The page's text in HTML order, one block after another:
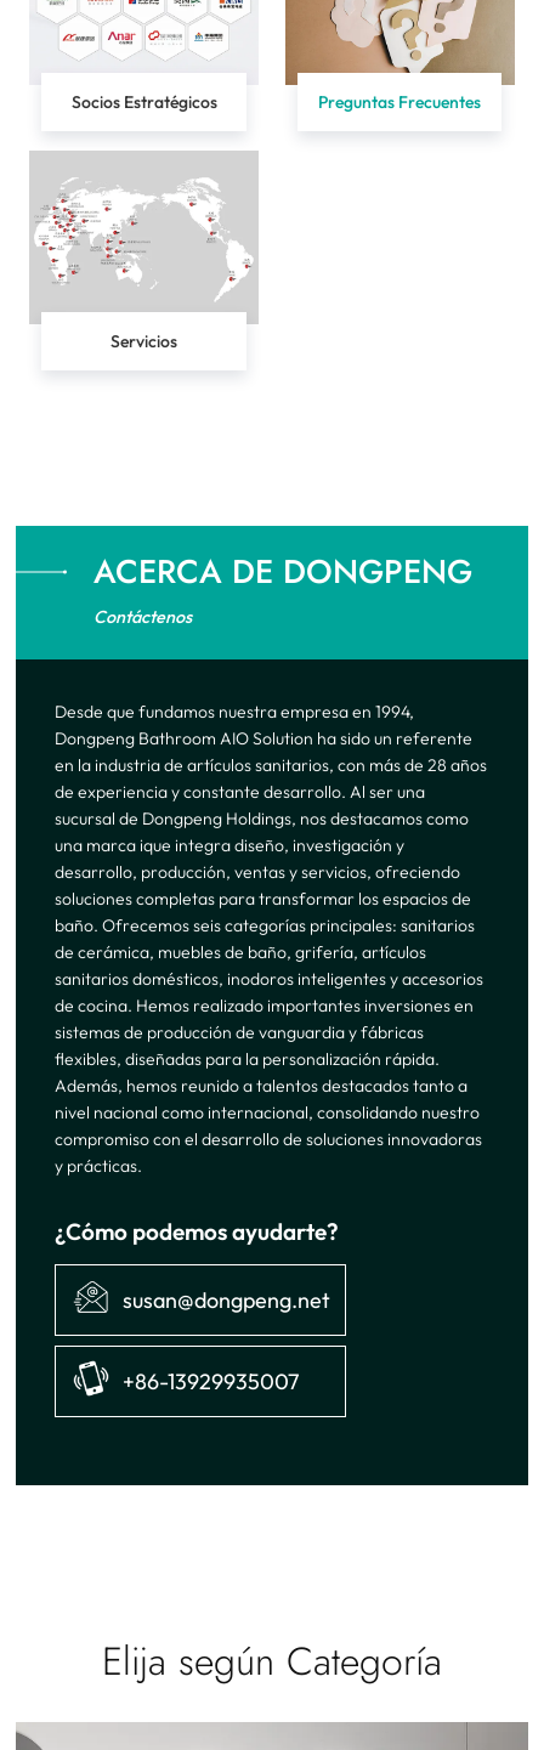
Socios Estratégicos Preguntas Frecuentes
Servicios
ACERCA DE DONGPENG
Contáctenos
Desde que fundamos nuestra empresa en 1994,
Dongpeng Bathroom AIO Solution ha sido un referente
en la industria de artículos sanitarios, con más de 28 años
de experiencia y constante desarrollo. Al ser una
sucursal de Dongpeng Holdings, nos destacamos como
una marca ique integra diseño, investigación y
desarrollo, producción, ventas y servicios, ofreciendo
soluciones completas para transformar los espacios de
baño. Ofrecemos seis categorías principales: sanitarios
de cerámica, muebles de baño, grifería, artículos
sanitarios domésticos, inodoros inteligentes y accesorios
de cocina. Hemos realizado importantes inversiones en
sistemas de producción de vanguardia y fábricas
flexibles, diseñadas para la personalización rápida.
Además, hemos reunido a talentos destacados tanto a
nivel nacional como internacional, consolidando nuestro
compromiso con el desarrollo de soluciones innovadoras
y prácticas.
¿Cómo podemos ayudarte?
susan@dongpeng.net
+86-13929935007
Elija según Categoría